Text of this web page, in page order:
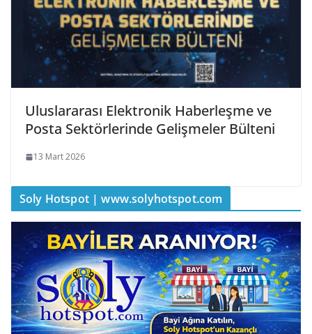
Uluslararası Elektronik Haberleşme ve
Posta Sektörlerinde Gelişmeler Bülteni
13 Mart 2026
Soly Hotspot | www.solyhotspot.com